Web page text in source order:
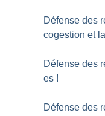
Défense des
cogestion et
Défense des
es !
Défense des